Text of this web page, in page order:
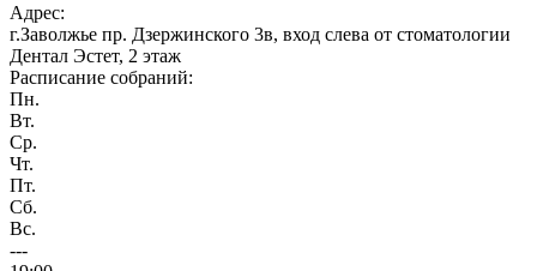
Адрес:
г.Заволжье пр. Дзержинского 3в, вход слева от стоматологии
Дентал Эстет, 2 этаж
Расписание собраний:
Пн.
Вт.
Ср.
Чт.
Пт.
Сб.
Вс.
---